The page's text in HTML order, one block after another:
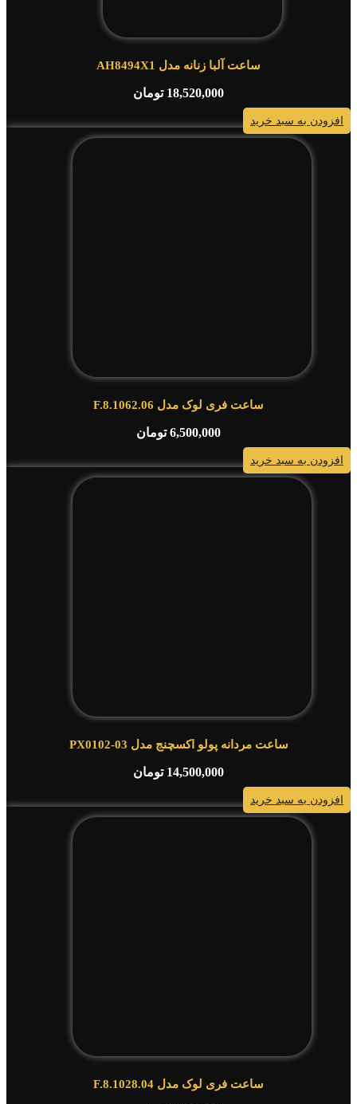
ساعت آلبا زنانه مدل AH8494X1
18,520,000 تومان
افزودن به سبد خرید
ساعت فری لوک مدل F.8.1062.06
6,500,000 تومان
افزودن به سبد خرید
ساعت مردانه پولو اکسچنج مدل PX0102-03
14,500,000 تومان
افزودن به سبد خرید
ساعت فری لوک مدل F.8.1028.04